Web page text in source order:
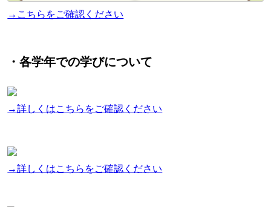
→こちらをご確認ください
・各学年での学びについて
→詳しくはこちらをご確認ください
→詳しくはこちらをご確認ください